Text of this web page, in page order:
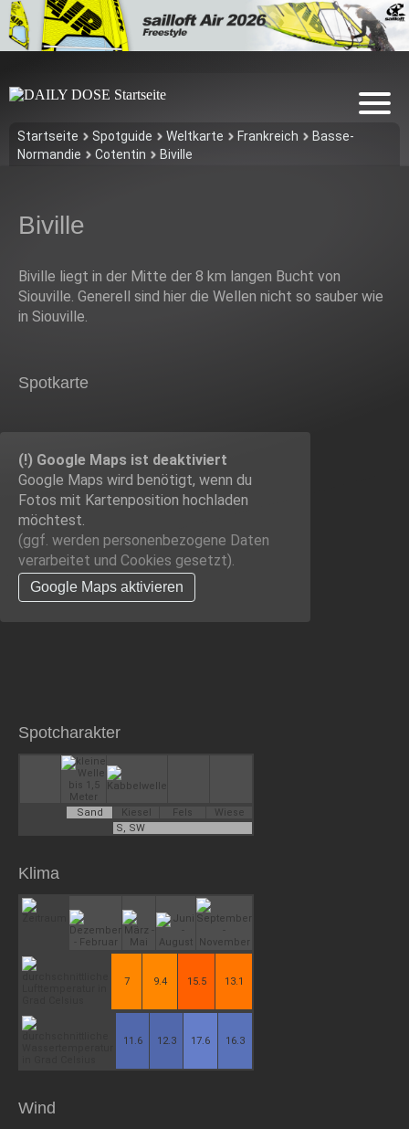
Startseite Spotguide Weltkarte Frankreich
Basse-
Normandie
Cotentin Biville
Biville
Biville liegt in der Mitte der 8 km langen Bucht von
Siouville. Generell sind hier die Wellen nicht so sauber wie
in Siouville.
Spotkarte
(!) Google Maps ist deaktiviert
Google Maps wird benötigt, wenn du
Fotos mit Kartenposition hochladen
möchtest.
(ggf. werden personen­bezogene Daten
verarbeitet und Cookies gesetzt).
Google Maps aktivieren
Spotcharakter
Sand Kiesel Fels
Wiese
S, SW
Klima
7 9.4 15.5 13.1
11.6 12.3 17.6 16.3
Wind